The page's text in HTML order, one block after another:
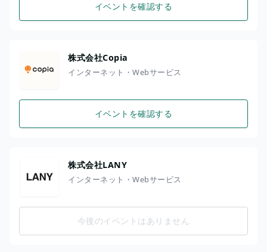
イベントを確認する
株式会社Copia
インターネット・Webサービス
イベントを確認する
株式会社LANY
インターネット・Webサービス
今後のイベントはありません